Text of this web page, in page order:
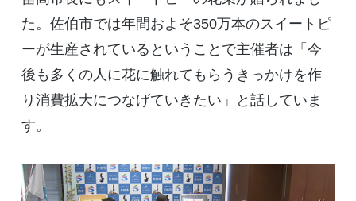
た。佐伯市では年間およそ350万本のスイートピ
ーが生産されているということで主催者は「今
後も多くの人に花に触れてもらうきっかけを作
り消費拡大につなげていきたい」と話していま
す。